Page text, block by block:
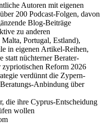
Autoren mit eigenen
200 Podcast-Folgen, davon
Blog-Beiträge
zu anderen
Portugal, Estland),
in eigenen Artikel-Reihen,
statt nüchterner Berater-
Reform 2026
verdünnt die Zypern-
Anbindung über
die ihre Cyprus-Entscheidung
wollen